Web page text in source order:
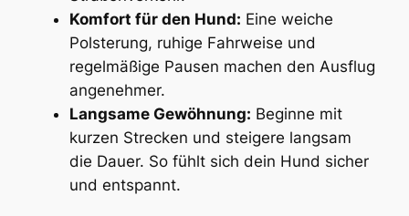
Komfort für den Hund: Eine weiche
Polsterung, ruhige Fahrweise und
regelmäßige Pausen machen den Ausflug
angenehmer.
Langsame Gewöhnung: Beginne mit
kurzen Strecken und steigere langsam
die Dauer. So fühlt sich dein Hund sicher
und entspannt.